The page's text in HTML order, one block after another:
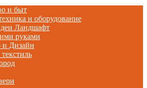
и быт
и оборудование
Ландшафт
руками
и Дизайн